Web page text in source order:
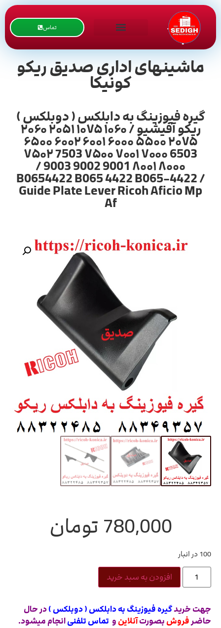
تماس
ماشینهای اداری صدیق ریکو
کونیکا
گیره فیوزینگ به دابلکس ( دوبلکس )
ریکو آفیشیو / ۱۰۶۰ ۱۰۷۵ ۲۰۵۱ ۲۰۶۰
۲۰۷۵ ۵۵۰۰ ۶۰۰۰ ۶۰۰۱ ۶۰۰۲ ۶۵۰۰
6503 ۷۰۰۰ ۷۰۰۱ ۷۵۰۰ 7503 ۷۵۰۲
۸۰۰۰ ۸۰۰۱ 9001 9002 9003 /
B0654422 B065 4422 B065-4422 /
Guide Plate Lever Ricoh Aficio Mp
Af
780,000 تومان
100 در انبار
افزودن به سبد خرید
جهت خریدگیره فیوزینگ به دابلکس ( دوبلکس )در حال
حاضرفروش بصورتآنلاین و تماس تلفنیانجام میشود.